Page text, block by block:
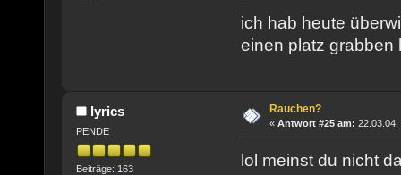
ich hab heute
einen platz
lyrics
PENDE
Beiträge: 163
Rauchen?
« Antwort #25 am: 22.03.04,
lol meinst du nicht